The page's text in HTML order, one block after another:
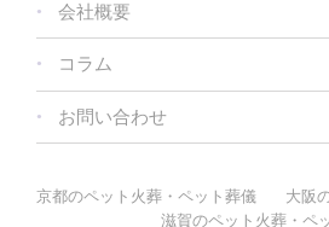
会社概要
コラム
お問い合わせ
京都のペット火葬・ペット葬儀
大阪
滋賀のペット火葬・ペ